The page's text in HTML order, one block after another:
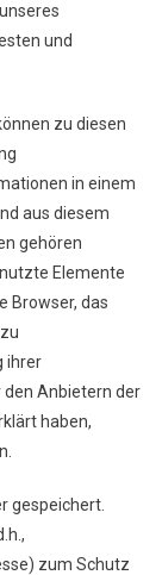
und
zu diesen
in einem
aus diesem
gehören
Elemente
Browser, das
ihrer
Anbietern der
haben,
gespeichert.
zum Schutz